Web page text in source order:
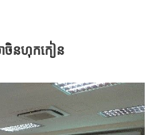
ាចិនហុកកៀន